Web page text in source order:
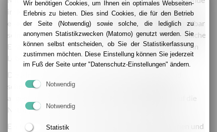
im Kitaalltag die Möglichkeit, Natur mit allen Sinnen zu
erleben. Pflanzen sollen für Kinder erfahrbar und begreifbar
sein. Besonders in der Elementarpädagogik spielen sinnliche
Erfahrungen eine wichtige Rolle und prägen Kinder oft ein
Leben lang.
schmecken – und natürlich darf auch einmal etwas
abgepflückt und probiert werden. So wird Neugier auf die
Natur geweckt und spielerisch Wissen vermittelt.
Ein herzliches Dankeschön gilt allen Unterstützerinnen und
Wir benötigen Cookies, um Ihnen ein optimales Webseiten-
Erlebnis zu bieten. Dies sind Cookies, die für den Betrieb
der Seite (Notwendig) sowie solche, die lediglich zu
anonymen Statistikzwecken (Matomo) genutzt werden. Sie
können selbst entscheiden, ob Sie der Statistikerfassung
zustimmen möchten. Diese Einstellung können Sie jederzeit
im Fuß der Seite unter "Datenschutz-Einstellungen" ändern.
Notwendig
Notwendig
Statistik